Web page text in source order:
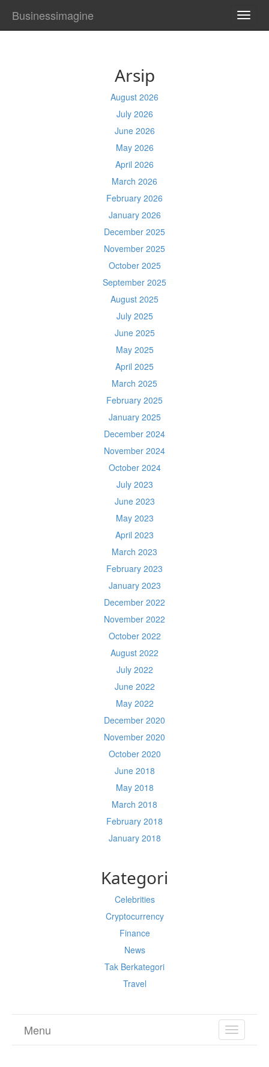
Businessimagine
Arsip
August 2026
July 2026
June 2026
May 2026
April 2026
March 2026
February 2026
January 2026
December 2025
November 2025
October 2025
September 2025
August 2025
July 2025
June 2025
May 2025
April 2025
March 2025
February 2025
January 2025
December 2024
November 2024
October 2024
July 2023
June 2023
May 2023
April 2023
March 2023
February 2023
January 2023
December 2022
November 2022
October 2022
August 2022
July 2022
June 2022
May 2022
December 2020
November 2020
October 2020
June 2018
May 2018
March 2018
February 2018
January 2018
Kategori
Celebrities
Cryptocurrency
Finance
News
Tak Berkategori
Travel
TOGGLE
Menu